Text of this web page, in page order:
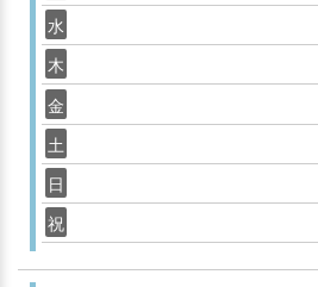
水
木
金
土
日
祝